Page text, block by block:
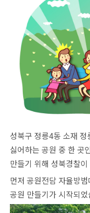
성북구 정릉4동 소재
싫어하는 공원 중 한 곳
만들기 위해 성북경찰
먼저 공원전담 자율방
공원 만들기가 시작되